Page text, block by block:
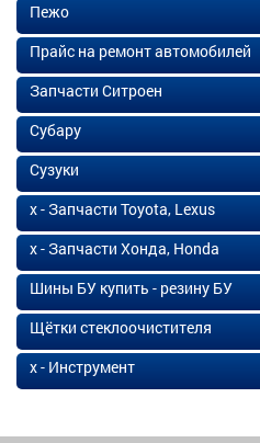
Пежо
Прайс на ремонт автомобилей
Запчасти Ситроен
Субару
Сузуки
х - Запчасти Toyota, Lexus
х - Запчасти Хонда, Honda
Шины БУ купить - резину БУ
Щётки стеклоочистителя
х - Инструмент